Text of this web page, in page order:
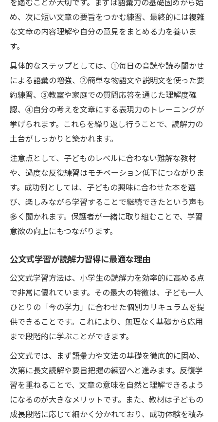
め、次に短い文章の要旨をつかむ練習、最終的には複雑
な文章の内容理解や自分の意見をまとめる力を養いま
す。
具体的なステップとしては、①毎日の音読や読み聞かせ
による語彙の増強、②簡単な物語文や説明文を使った要
約練習、③教室や家庭での質問応答を通じた理解度確
認、④自分の考えを文章にする表現力のトレーニングが
挙げられます。これらを繰り返し行うことで、読解力の
土台がしっかりと築かれます。
注意点として、子どものレベルに合わない難解な教材
や、過度な反復練習はモチベーション低下につながりま
す。成功例としては、子どもの興味に合わせた本を選
び、楽しみながら学習することで継続できたという声も
多く聞かれます。保護者が一緒に取り組むことで、学習
意欲の向上にもつながります。
公文式学習が読解力習得に最適な理由
公文式学習方法は、小学生の読解力を効率的に高める点
で非常に優れています。その最大の特徴は、子ども一人
ひとりの「今の学力」に合わせた個別カリキュラムを提
供できることです。これにより、無理なく基礎から応用
まで段階的に学ぶことができます。
公文式では、まず語彙力や文法の基礎を徹底的に固め、
次第に長文読解や要旨把握の練習へと進みます。反復学
習を重ねることで、文章の意味を自然と理解できるよう
になるのが大きなメリットです。また、教材は子どもの
成長段階に応じて細かく分かれており、成功体験を積み